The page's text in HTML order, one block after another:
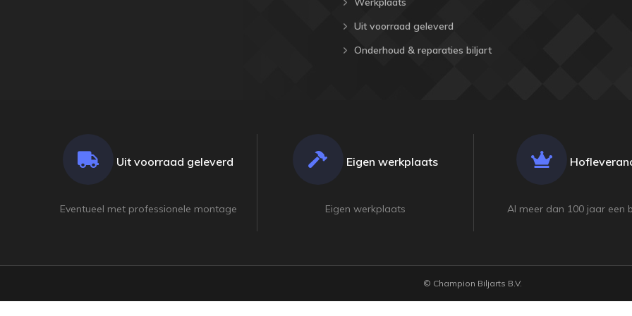
Uit voorraad geleverd
Onderhoud & reparaties biljart
Uit voorraad geleverd
Eventueel met professionele montage
Eigen werkplaats
Eigen werkplaats Al meer dan 100 jaar een
© Champion Biljarts B.V.